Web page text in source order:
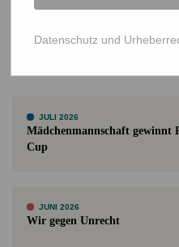
JULI 2026
Mädchenmannschaft gewinnt
Cup
JUNI 2026
Wir gegen Unrecht
Datenschutz und